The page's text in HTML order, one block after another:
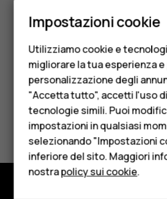
Smartphone
Cellulari
Telefoni per
Accessori
HMD Terra M
Per le imprese
Tablet
Negozio
si assume la responsabilità di
Ti è stato d'aiuto?
Sì No
Impostazioni cookie
Utilizziamo cookie e
migliorare la tua esperienza e
personalizzazione degli
"Accetta tutto", accetti l'uso
tecnologie simili. Puoi
impostazioni in qualsiasi
selezionando "Impostazioni
inferiore del sito. Maggiori
nostrapolicy sui cookie.